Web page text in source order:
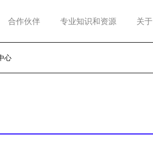
合作伙伴 专业知识和资源 关于
心